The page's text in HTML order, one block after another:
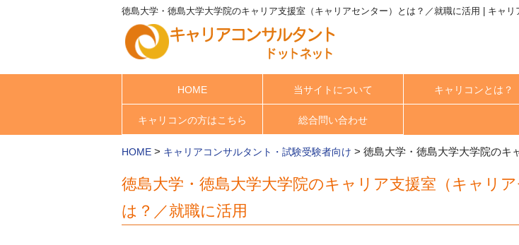
徳島大学・徳島大学大学院のキャリア支援室（キャリアセンター）とは？／就職に活用 | キャリ
HOME 当サイトについて キャリコンとは？
キャリコンの方はこちら 総合問い合わせ
HOME > キャリアコンサルタント・試験受験者向け > 徳島大学・徳島大学大学院のキ
徳島大学・徳島大学大学院のキャリア支援室（キャリ
は？／就職に活用